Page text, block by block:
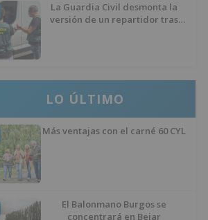
La Guardia Civil desmonta la
versión de un repartidor tras
LO ÚLTIMO
Más ventajas con el carné 60 CYL
El Balonmano Burgos se
concentrará en Bejar